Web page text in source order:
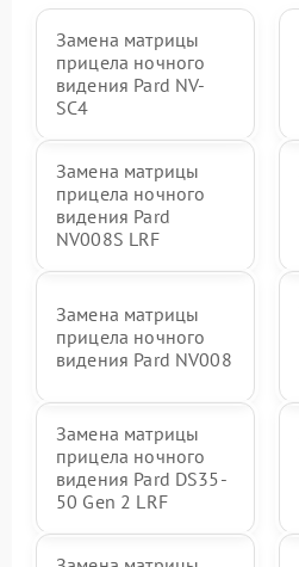
Замена матрицы
прицела ночного
видения Pard NV-
SC4
Замена матрицы
прицела ночного
видения Pard
NV008S LRF
Замена матрицы
прицела ночного
видения Pard NV008
Замена матрицы
прицела ночного
видения Pard DS35-
50 Gen 2 LRF